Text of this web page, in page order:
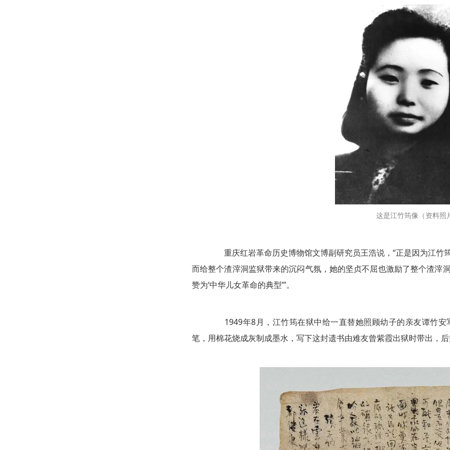
这是江竹筠像（资料照
重庆红岩革命历史博物馆文博副研究员王浩说，“正是因为江竹
而给整个渣滓洞监狱带来的沉闷气氛，她的坚贞不屈也激励了整个渣滓
赞为‘中华儿女革命的典型’”。
1949年8月，江竹筠在狱中给一直替她照顾幼子的亲友谭竹安
笔，用棉花烧成灰制成墨水，写下这封遗书由难友曾紫霞出狱时带出，